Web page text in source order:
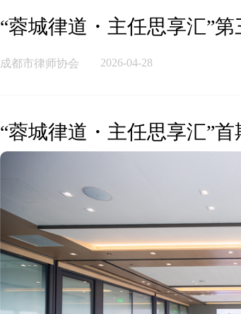
“蓉城律道・主任思享汇”
成都市律师协会 2026-04-28
“蓉城律道・主任思享汇”